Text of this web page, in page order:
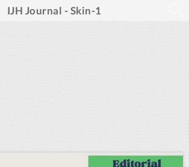
IJH Journal - Skin-1